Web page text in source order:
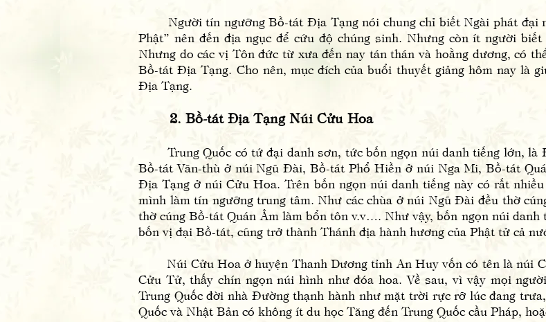
Người tín ngưỡng Bồ-tát Địa Tạng nói chung chỉ biết Ngài phát đại
Phật” nên đến địa ngục để cứu độ chúng sinh. Nhưng còn ít người
Nhưng do các vị Tôn đức từ xưa đến nay tán thán và hoằng dương, có
Bồ-tát Địa Tạng. Cho nên, mục đích của buổi thuyết giảng hôm nay là
Địa Tạng.
2. Bồ-tát Địa Tạng Núi Cửu Hoa
Trung Quốc có tứ đại danh sơn, tức bốn ngọn núi danh tiếng lớn, là
Bồ-tát Văn-thù ở núi Ngũ Đài, Bồ-tát Phổ Hiền ở núi Nga Mi, Bồ-tát
Địa Tạng ở núi Cửu Hoa. Trên bốn ngọn núi danh tiếng này có rất
mình làm tín ngưỡng trung tâm. Như các chùa ở núi Ngũ Đài đều thờ
thờ cúng Bồ-tát Quán Âm làm bổn tôn v.v…. Như vậy, bốn ngọn núi
bốn vị đại Bồ-tát, cũng trở thành Thánh địa hành hương của Phật tử cả
Núi Cửu Hoa ở huyện Thanh Dương tỉnh An Huy vốn có tên là núi
Cửu Tử, thấy chín ngọn núi hình như đóa hoa. Về sau, vì vậy mọi
Trung Quốc đời nhà Đường thạnh hành như mặt trời rực rỡ lúc đang
Quốc và Nhật Bản có không ít du học Tăng đến Trung Quốc cầu Pháp,